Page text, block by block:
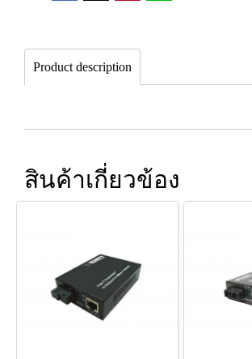
Product description
สินค้าเกี่ยวข้อง